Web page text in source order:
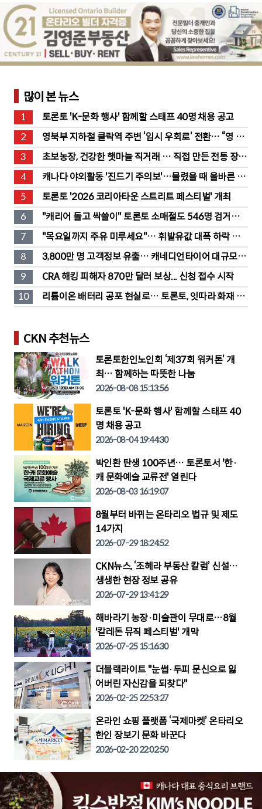
많이 본 뉴스
1
토론토 'K-문화 행사' 함께할 스태프 40명 채용 공고
2
영북부 지하철 클락역 주변 ‘임시 우회로’ 전환… “영 스
트리트 바뀐다”
3
초보농장, 건강한 햇마늘 직거래 … 직접 만든 전통 장류
도 판매
4
캐나다 야외활동 '진드기 주의보'…물렸을 때 올바른 대
처법은?
5
토론토 '2026 코리아타운 스트리트 페스티벌' 개최
6
"캐리어 들고 싹쓸이" 토론토 소매절도 546명 검거…
훔친 물건 재유통
7
"목요일까지 주유 미루세요"… 휘발유값 대폭 하락 예
고
8
3,800만 명 고객정보 유출… 캐네디언타이어 대규모 집
단소송 직면
9
CRA 해킹 피해자 870만 달러 보상... 신청 접수 시작
10
리튬이온 배터리 공포 현실로… 토론토, 잇따라 화재 발
생
CKN 추천뉴스
토론토한인노인회 ‘제37회 워커톤’ 개
최… 함께하는 따뜻한 나눔
2026-08-08 15:13:56
토론토 'K-문화 행사' 함께할 스태프 40
명 채용 공고
2026-08-04 19:44:30
박인환 탄생 100주년… 토론토서 '한·
캐 문화예술 교류전' 열린다
2026-08-03 16:19:07
8월부터 바뀌는 온타리오 법규 및 제도
14가지
2026-07-29 18:24:52
CKN뉴스, ‘조혜라 부동산 칼럼’ 신설…
생생한 현장 정보 공유
2026-07-29 13:41:29
해바라기 농장·미술관이 무대로…8월
'칼레돈 뮤직 페스티벌' 개막
2026-07-25 15:16:30
더블랙라이트 "눈썹·두피 문신으로 잃
어버린 자신감을 되찾다"
2026-02-25 22:53:27
온라인 쇼핑 플랫폼 ‘국제마켓’ 온타리오
한인 장보기 문화 바꾼다
2026-02-20 22:02:50